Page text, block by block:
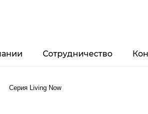
Сотрудничество
Серия Living Now